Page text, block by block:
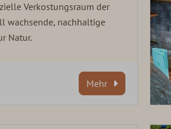
Verkostungsraum der
wachsende, nachhaltige
Natur.
Mehr